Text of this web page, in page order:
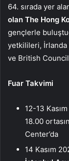
64. sırada yer
olan The Hong
gençlerle
yetkilileri, İrlanda
ve British
Fuar Takvimi
12-13
18.00
Center’da
14 Kasım